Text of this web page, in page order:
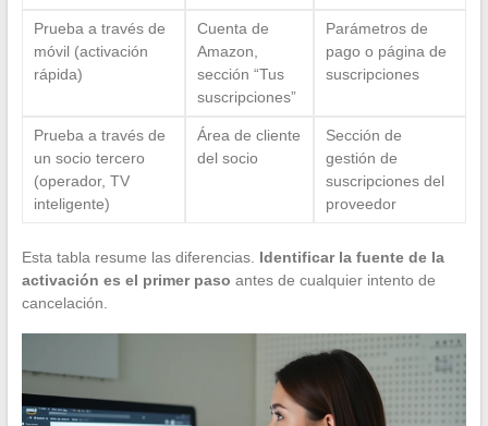
Prueba a través de
móvil (activación
rápida)
Cuenta de
Amazon,
sección “Tus
suscripciones”
Parámetros de
pago o página de
suscripciones
Prueba a través de
un socio tercero
(operador, TV
inteligente)
Área de cliente
del socio
Sección de
gestión de
suscripciones del
proveedor
Esta tabla resume las diferencias. Identificar la fuente de la
activación es el primer paso antes de cualquier intento de
cancelación.